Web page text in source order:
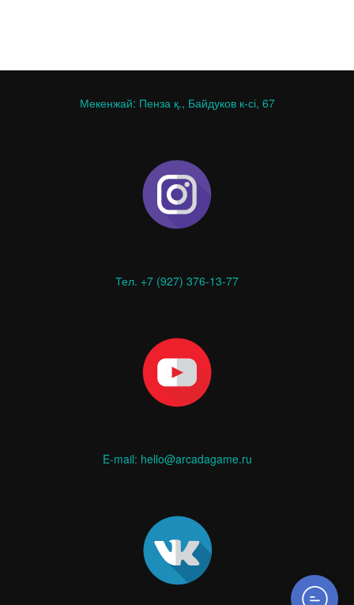
Мекенжай: Пенза қ., Байдуков к-сі, 67
Тел. +7 (927) 376-13-77
E-mail: hello@arcadagame.ru